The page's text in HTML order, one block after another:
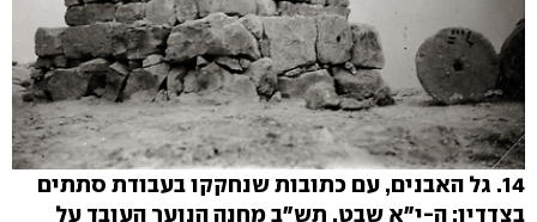
14. גל האבנים, עם כתובות שנחקקו בעבודת סתתים
בצדדיו: ה-י"א שבט, תש"ב מחנה הנוער העובד על